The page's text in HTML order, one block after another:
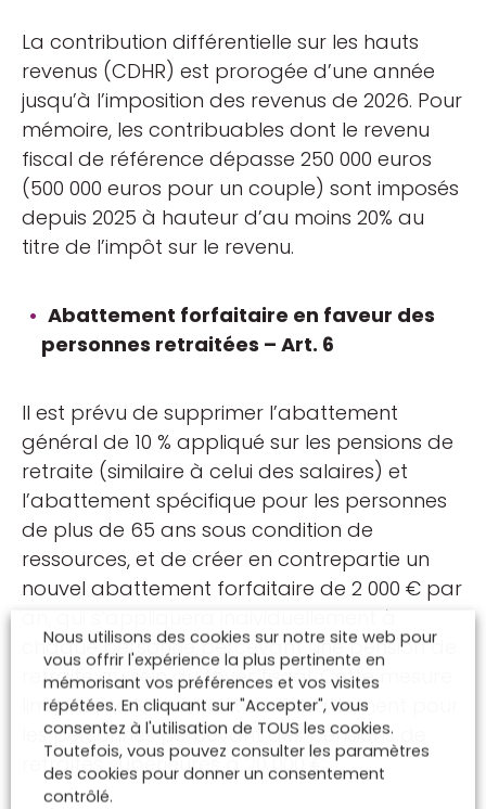
La contribution différentielle sur les hauts
revenus (CDHR) est prorogée d’une année
jusqu’à l’imposition des revenus de 2026. Pour
mémoire, les contribuables dont le revenu
fiscal de référence dépasse 250 000 euros
(500 000 euros pour un couple) sont imposés
depuis 2025 à hauteur d’au moins 20% au
titre de l’impôt sur le revenu.
Abattement forfaitaire en faveur des
personnes retraitées – Art. 6
Il est prévu de supprimer l’abattement
général de 10 % appliqué sur les pensions de
retraite (similaire à celui des salaires) et
l’abattement spécifique pour les personnes
de plus de 65 ans sous condition de
ressources, et de créer en contrepartie un
nouvel abattement forfaitaire de 2 000 € par
an, qui s’appliquera individuellement à
chaque personne percevant une pension de
retraite au sein du foyer fiscal. Cette mesure
limite donc le montant de l’abattement pour
les personnes percevant des pensions de
retraites supérieures à 20 000 €.
Nous utilisons des cookies sur notre site web pour
vous offrir l'expérience la plus pertinente en
mémorisant vos préférences et vos visites
répétées. En cliquant sur "Accepter", vous
consentez à l'utilisation de TOUS les cookies.
Toutefois, vous pouvez consulter les paramètres
des cookies pour donner un consentement
contrôlé.